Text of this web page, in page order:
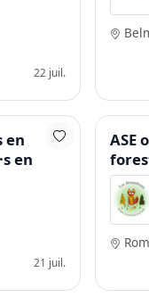
22 juil.
en
en
21 juil.
ASE